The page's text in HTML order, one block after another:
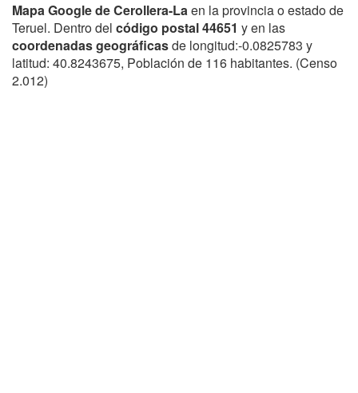
Mapa Google de Cerollera-Laen la provincia o estado de
Teruel. Dentro del código postal 44651 y en las
coordenadas geográficasde longitud:-0.0825783 y
latitud: 40.8243675, Población de 116 habitantes. (Censo
2.012)